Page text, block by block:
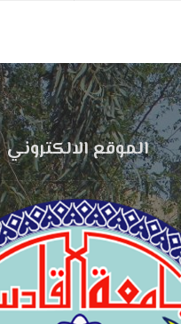
الموقع الالكتروني